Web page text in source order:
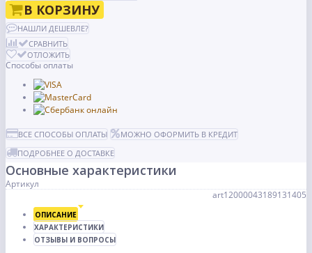
В КОРЗИНУ
НАШЛИ ДЕШЕВЛЕ?
СРАВНИТЬ
ОТЛОЖИТЬ
Способы оплаты
ВСЕ СПОСОБЫ ОПЛАТЫ
МОЖНО ОФОРМИТЬ В КРЕДИТ
ПОДРОБНЕЕ О ДОСТАВКЕ
Основные характеристики
Артикул
art12000043189131405
ОПИСАНИЕ
ХАРАКТЕРИСТИКИ
ОТЗЫВЫ И ВОПРОСЫ